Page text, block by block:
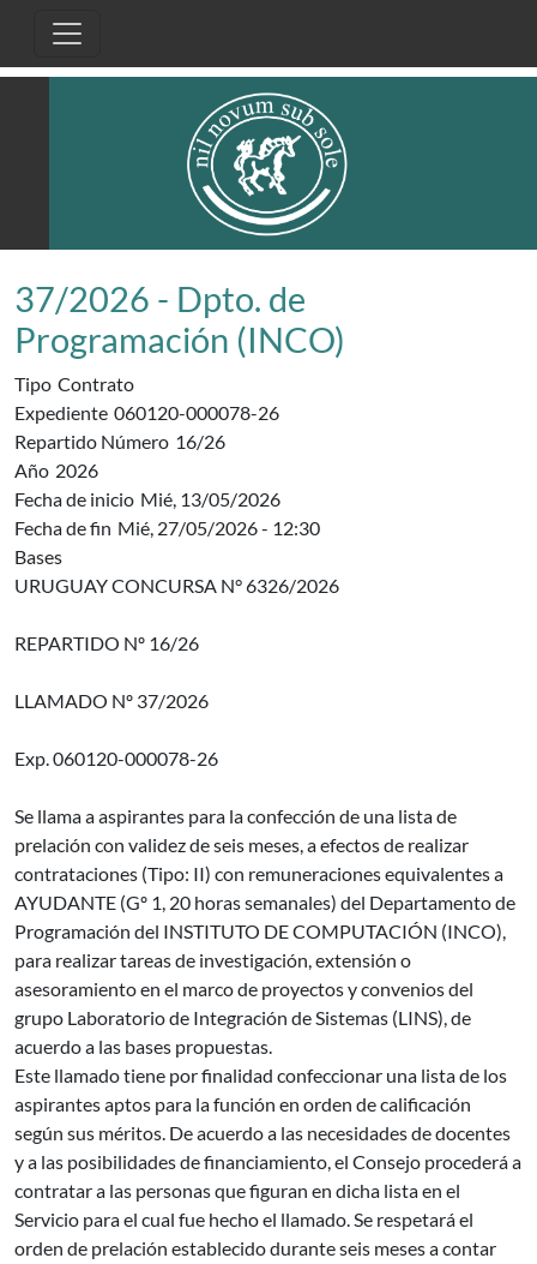
37/2026 - Dpto. de
Programación (INCO)
Tipo Contrato
Expediente 060120-000078-26
Repartido Número 16/26
Año 2026
Fecha de inicio Mié, 13/05/2026
Fecha de fin Mié, 27/05/2026 - 12:30
Bases
URUGUAY CONCURSA N° 6326/2026
REPARTIDO Nº 16/26
LLAMADO Nº 37/2026
Exp. 060120-000078-26
Se llama a aspirantes para la confección de una lista de
prelación con validez de seis meses, a efectos de realizar
contrataciones (Tipo: II) con remuneraciones equivalentes a
AYUDANTE (Gº 1, 20 horas semanales) del Departamento de
Programación del INSTITUTO DE COMPUTACIÓN (INCO),
para realizar tareas de investigación, extensión o
asesoramiento en el marco de proyectos y convenios del
grupo Laboratorio de Integración de Sistemas (LINS), de
acuerdo a las bases propuestas.
Este llamado tiene por finalidad confeccionar una lista de los
aspirantes aptos para la función en orden de calificación
según sus méritos. De acuerdo a las necesidades de docentes
y a las posibilidades de financiamiento, el Consejo procederá a
contratar a las personas que figuran en dicha lista en el
Servicio para el cual fue hecho el llamado. Se respetará el
orden de prelación establecido durante seis meses a contar